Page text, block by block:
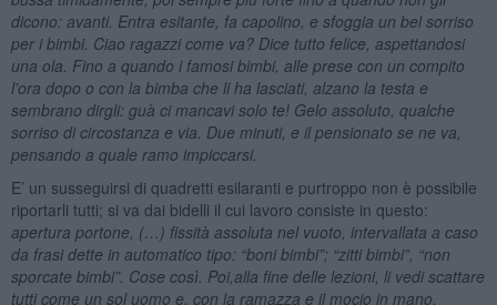
dicono: avanti. Entra esitante, fa capolino, e sfoggia un bel sorriso
per i bimbi. Ciao ragazzi come va? Dice tutto felice, aspettandosi
una ola. Fino a quando i famosi bimbi, alle prese con un compito
l’ora dopo o con la bimba che li ha lasciati, alzano la testa e
sembrano dirgli: guà ci mancavi solo te! Gelo assoluto, qualche
sorriso di circostanza e via. Due minuti, e il pensionato se ne va,
pensando a quale ramo impiccarsi.
E’ un susseguirsi di quadretti esilaranti e purtroppo non è possibile
riportarli tutti; si va dai bidelli il cui lavoro consiste in questo:
apertura portone, (…) fissità assoluta nel vuoto, intervallata a caso
da frasi dette in automatico tipo: “boni bimbi”; “zitti bimbi”, “non
sporcate bimbi”. Cose così. Poi,alla fine delle lezioni, li vedi scattare
tutti come un sol uomo e, con la ramazza e il mocio in mano,